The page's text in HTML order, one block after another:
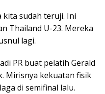
kita sudah teruji. Ini
Thailand U-23. Mereka
lagi.
PR buat pelatih Gerald
Mirisnya kekuatan fisik
di semifinal lalu.